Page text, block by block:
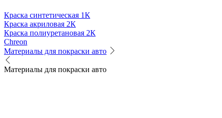
Краска синтетическая 1К
Краска акриловая 2К
Краска полиуретановая 2К
Chreon
Материалы для покраски авто
Материалы для покраски авто